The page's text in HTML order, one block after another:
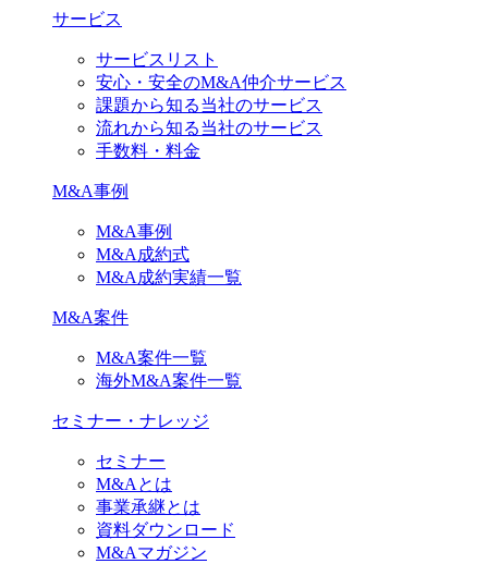
サービス
サービスリスト
安心・安全のM&A仲介サービス
課題から知る当社のサービス
流れから知る当社のサービス
手数料・料金
M&A事例
M&A事例
M&A成約式
M&A成約実績一覧
M&A案件
M&A案件一覧
海外M&A案件一覧
セミナー・ナレッジ
セミナー
M&Aとは
事業承継とは
資料ダウンロード
M&Aマガジン